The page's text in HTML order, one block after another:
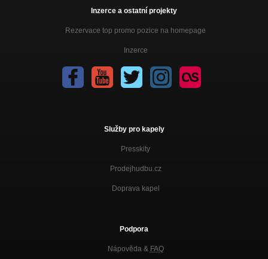
Inzerce a ostatní projekty
Rezervace top promo pozice na homepage
Inzerce
Služby pro kapely
Presskity
Prodejhudbu.cz
Doprava kapel
Podpora
Nápověda & FAQ